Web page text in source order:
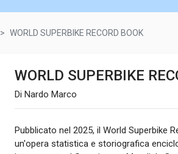
WORLD SUPERBIKE RECORD BOOK
WORLD SUPERBIKE
Di Nardo Marco
Pubblicato nel 2025, il World Superbike
un'opera statistica e storiografica